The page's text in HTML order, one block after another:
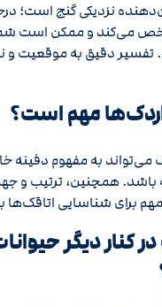
نزدیکی گنج است؛
می‌کند و ممکن است
تفسیر دقیق به موقعیت و
به مفهوم دفینه
باشد. همچنین، ترتیب و
برای شناسایی اتاقک‌ها
در کنار دیگر